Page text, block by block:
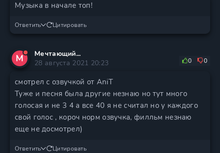
Музыка в начале топ!
Ответить Цитировать
М
Мечтающий...
28 августа 2021 20:23
0 0
смотрел с озвучкой от AniT
Туже и песня была другие незнаю но тут много
голосая и не 3 4 а все 40 я не считал но у каждого
свой голос , короч норм озвучка, филльм незнаю
еще не досмотрел)
Ответить Цитировать